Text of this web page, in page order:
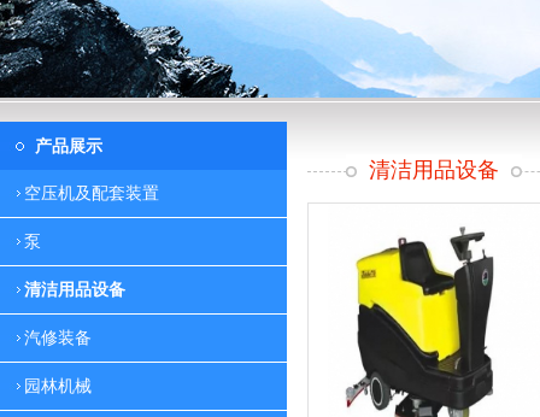
产品展示
空压机及配套装置
泵
清洁用品设备
汽修装备
园林机械
清洁用品设备